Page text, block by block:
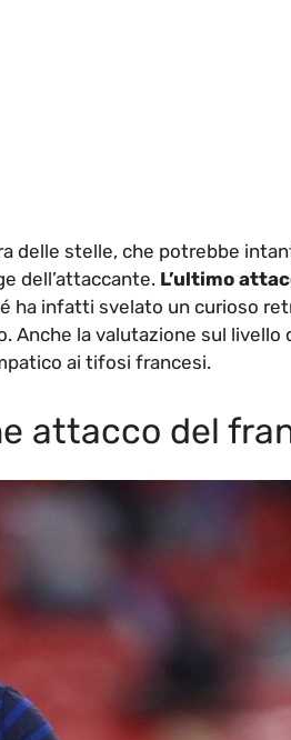
delle stelle, che potrebbe
dell’attaccante. L’ultimo
ha infatti svelato un curioso
la valutazione sul livello
ai tifosi francesi.
attacco del